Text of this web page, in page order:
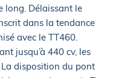
long. Délaissant le
dans la tendance
avec le TT460.
jusqu’à 440 cv, les
disposition du pont